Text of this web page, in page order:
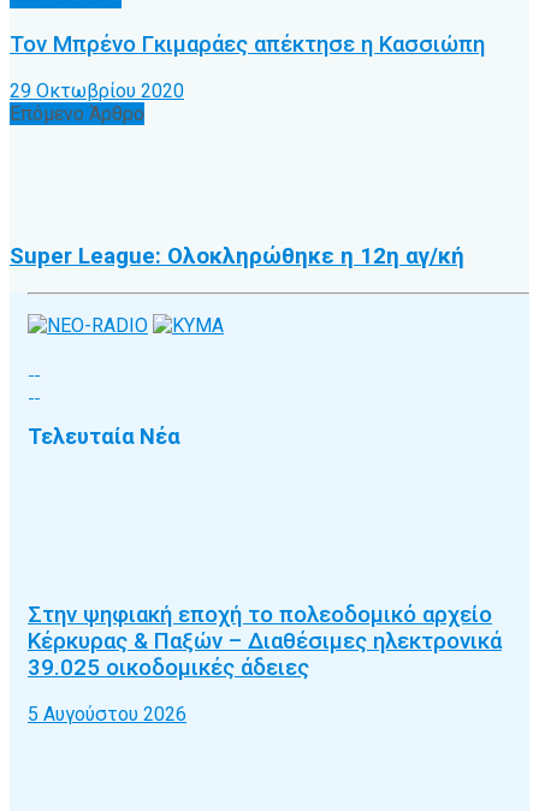
Τον Μπρένο Γκιμαράες απέκτησε η Κασσιώπη
29 Οκτωβρίου 2020
Επόμενο Άρθρο
Super League: Ολοκληρώθηκε η 12η αγ/κή
Τελευταία Νέα
Στην ψηφιακή εποχή το πολεοδομικό αρχείο
Κέρκυρας & Παξών – Διαθέσιμες ηλεκτρονικά
39.025 οικοδομικές άδειες
5 Αυγούστου 2026